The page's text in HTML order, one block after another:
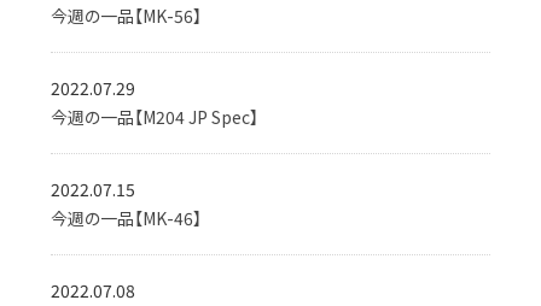
今週の一品【MK-56】
2022.07.29
今週の一品【M204 JP Spec】
2022.07.15
今週の一品【MK-46】
2022.07.08